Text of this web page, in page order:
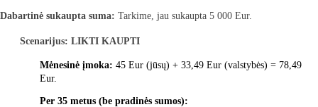
Dabartinė sukaupta suma: Tarkime, jau sukaupta 5 000 Eur.
Scenarijus: LIKTI KAUPTI
Mėnesinė įmoka: 45 Eur (jūsų) + 33,49 Eur (valstybės) = 78,49
Eur.
Per 35 metus (be pradinės sumos):